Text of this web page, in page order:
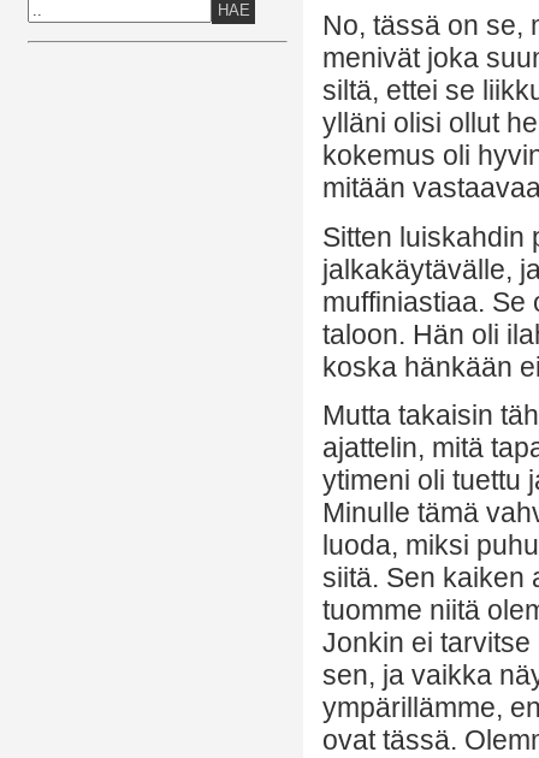
HAE
No, tässä on se,
menivät joka
siltä, ettei se
ylläni olisi ollut
kokemus oli
mitään
Sitten luiskahdin
jalkakäytävälle,
muffiniastiaa. Se
taloon. Hän oli
koska hänkään
Mutta takaisin
ajattelin, mitä
ytimeni oli tuettu
Minulle tämä
luoda, miksi
siitä. Sen kaiken
tuomme niitä
Jonkin ei
sen, ja vaikka
ympärillämme,
ovat tässä.